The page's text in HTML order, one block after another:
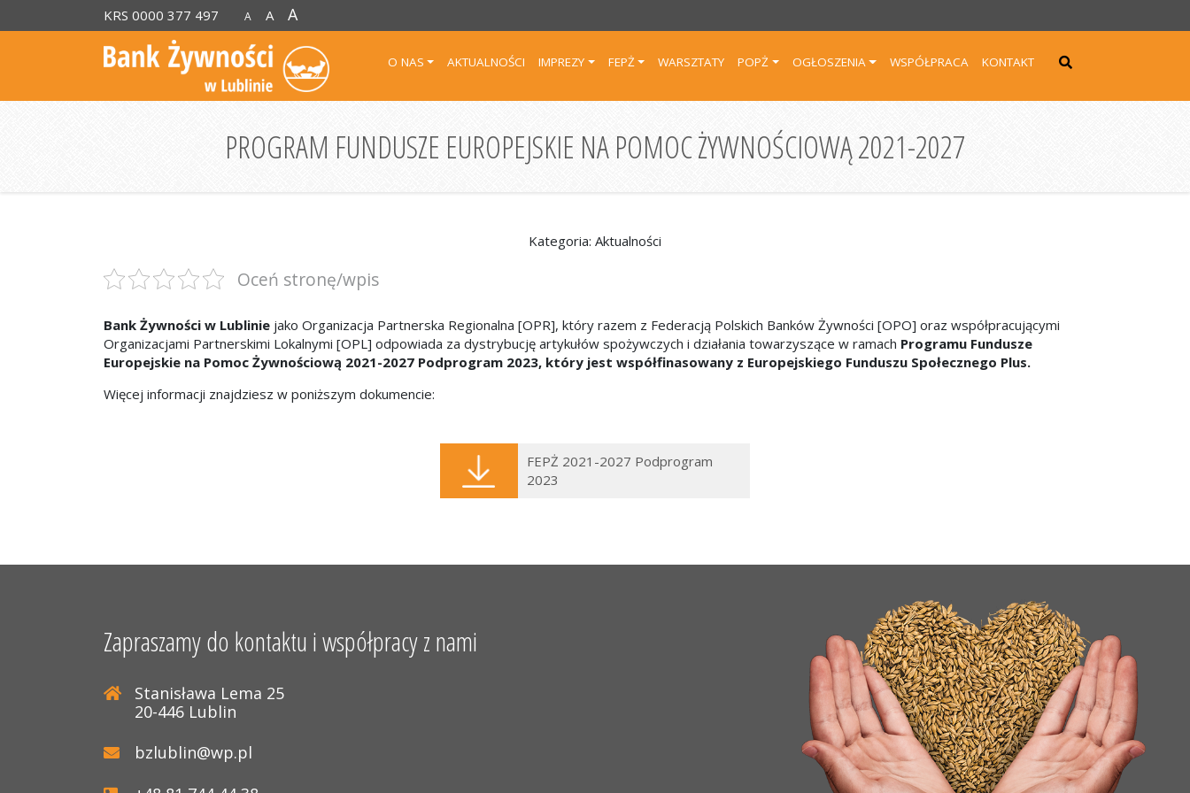
KRS 0000 377 497 A A A
O NAS AKTUALNOŚCI IMPREZY FEPŻ WARSZTATY POPŻ OGŁOSZENIA WSPÓŁPRACA KONTAKT
PROGRAM FUNDUSZE EUROPEJSKIE NA POMOC ŻYWNOŚCIOWĄ 2021-2027
Kategoria: Aktualności
Oceń stronę/wpis
Bank Żywności w Lublinie jako Organizacja Partnerska Regionalna [OPR], który razem z Federacją Polskich Banków Żywności [OPO] oraz współpracującymi
Organizacjami Partnerskimi Lokalnymi [OPL] odpowiada za dystrybucję artykułów spożywczych i działania towarzyszące w ramach Programu Fundusze
Europejskie na Pomoc Żywnościową 2021-2027 Podprogram 2023, który jest współfinasowany z Europejskiego Funduszu Społecznego Plus.
Więcej informacji znajdziesz w poniższym dokumencie:
FEPŻ 2021-2027 Podprogram
2023
Zapraszamy do kontaktu i współpracy z nami
Stanisława Lema 25
20-446 Lublin
bzlublin@wp.pl